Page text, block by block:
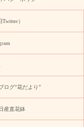
のギフト一覧
キャン
コラボキャンペーン
誕生日の花を探す
ト特集
便 お祝い商品一覧
気祝い
ワー
Twitter）
ログ“花だより”
産直花鉢